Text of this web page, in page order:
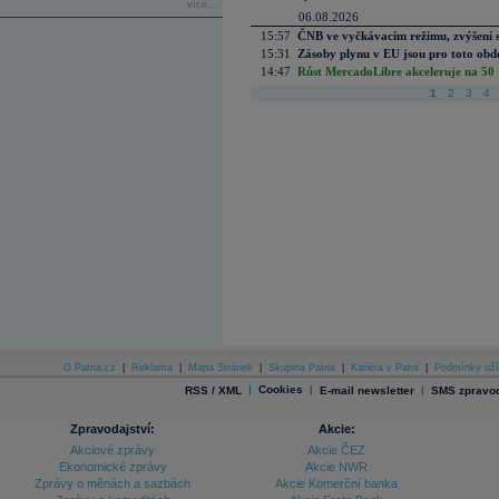
více...
06.08.2026
15:57 ČNB ve vyčkávacím režimu, zvýšení
15:31
Zásoby plynu v EU jsou pro toto
14:47 Růst MercadoLibre akceleruje na
1 2 3 4
O Patria.cz Reklama Mapa Stránek Skupina Patria Kariéra v Patrii Podmínky
RSS / XML | Cookies | E-mail newsletter | SMS
Zpravodajství:
Akciové zprávy
Ekonomické zprávy
Zprávy o měnách a sazbách
Akcie:
Akcie ČEZ
Akcie NWR
Akcie Komerční banka